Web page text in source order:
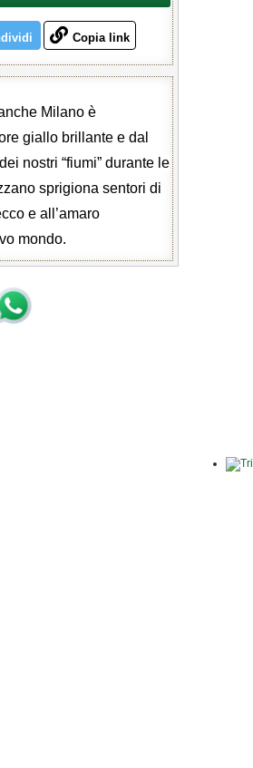
Copia link
Milano è
giallo brillante e dal
nostri “fiumi” durante le
sprigiona sentori di
e all’amaro
mondo.